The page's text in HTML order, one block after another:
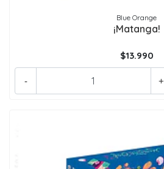
Blue Orange
¡Matanga!
$13.990
+
-